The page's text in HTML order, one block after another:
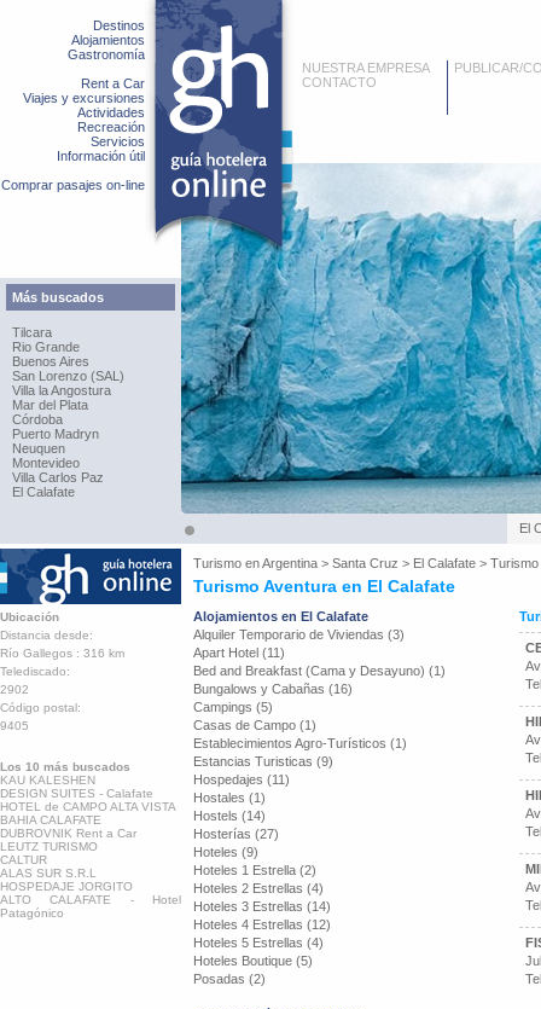
Destinos
Alojamientos
Gastronomía
Rent a Car
Viajes y excursiones
Actividades
Recreación
Servicios
Información útil
Comprar pasajes on-line
Más buscados
Tilcara
Rio Grande
Buenos Aires
San Lorenzo (SAL)
Villa la Angostura
Mar del Plata
Córdoba
Puerto Madryn
Neuquen
Montevideo
Villa Carlos Paz
El Calafate
NUESTRA EMPRESA
CONTACTO
PUBLICAR/
El
Turismo enArgentina > Santa Cruz > El Calafate > Turismo
Turismo Aventura en El Calafate
Ubicación
Distancia desde:
Río Gallegos : 316 km
Telediscado:
2902
Código postal:
9405
Los 10 más buscados
KAU KALESHEN
DESIGN SUITES - Calafate
HOTEL de CAMPO ALTA VISTA
BAHIA CALAFATE
DUBROVNIK Rent a Car
LEUTZ TURISMO
CALTUR
ALAS SUR S.R.L
HOSPEDAJE JORGITO
ALTO CALAFATE - Hotel
Patagónico
Alojamientos en El Calafate
Alquiler Temporario de Viviendas (3)
Apart Hotel (11)
Bed and Breakfast (Cama y Desayuno) (1)
Bungalows y Cabañas (16)
Campings (5)
Casas de Campo (1)
Establecimientos Agro-Turísticos (1)
Estancias Turisticas (9)
Hospedajes (11)
Hostales (1)
Hostels (14)
Hosterías (27)
Hoteles (9)
Hoteles 1 Estrella (2)
Hoteles 2 Estrellas (4)
Hoteles 3 Estrellas (14)
Hoteles 4 Estrellas (12)
Hoteles 5 Estrellas (4)
Hoteles Boutique (5)
Posadas (2)